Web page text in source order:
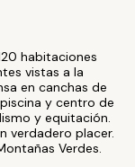
habitaciones
vistas a la
en canchas de
y centro de
y equitación.
verdadero placer.
Verdes.